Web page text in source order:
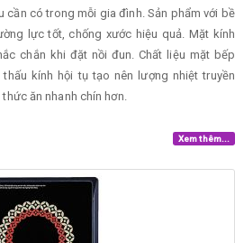
cần có trong mỗi gia đình. Sản phẩm với bề
lực tốt, chống xước hiệu quả. Mặt kính
chắn khi đặt nồi đun. Chất liệu mặt bếp
kính hội tụ tạo nên lượng nhiệt truyền
ăn nhanh chín hơn.
Xem thêm...